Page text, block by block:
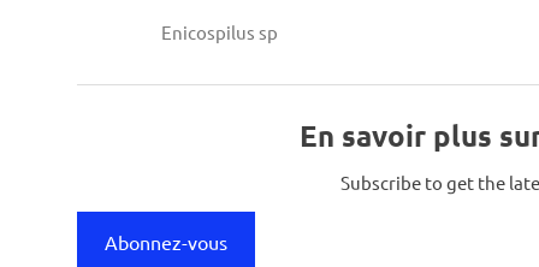
Enicospilus sp
En savoir plus
Subscribe to get the
Abonnez-vous